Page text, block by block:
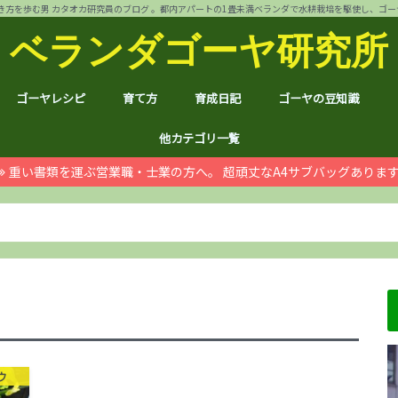
を歩む男 カタオカ研究員のブログ 。都内アパートの1畳未満ベランダで水耕栽培を駆使し、ゴ
ベランダゴーヤ研究所
ゴーヤレシピ 育て方
自動給水装置
ハイポニカ水耕栽培とは
ノウハウ
育成日記
ほんわか
日常
月例報告
収支決算
ゴーヤの豆知識
他カテゴリ一覧
ゴジラ
空き家
PC・スマホ
シャープ
ドローン
ブログ運営 月次
ノウ
ブロ
ムダ知識 顔ハ
お宝
サカ
ハン
マラソン 上野
荒川
久喜
体幹
RX100
子育て
#地域ブログ 地元
北区
荒川
台東
茨城
京都
グル
株式投資・お金 個別
株主
株主
雑貨
仮想
本多
お得
ふる
重い書類を運ぶ営業職・士業の方へ。 超頑丈なA4サブバッグありま